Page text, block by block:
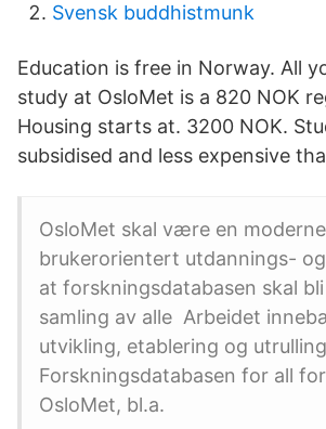
Svensk buddhistmunk
Education is free in Norway. All
study at OsloMet is a 820 NOK
Housing starts at. 3200 NOK.
subsidised and less expensive
OsloMet skal være en
brukerorientert utdannings-
at forskningsdatabasen skal
samling av alle Arbeidet
utvikling, etablering og
Forskningsdatabasen for all
OsloMet, bl.a.